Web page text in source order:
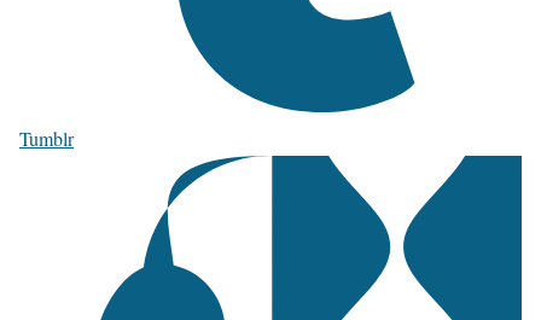
Tumblr